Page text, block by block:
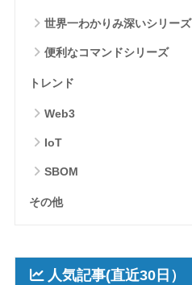
世界一わかりみ深いシリーズ
便利なコマンドシリーズ
トレンド
Web3
IoT
SBOM
その他
人気記事(直近30日）